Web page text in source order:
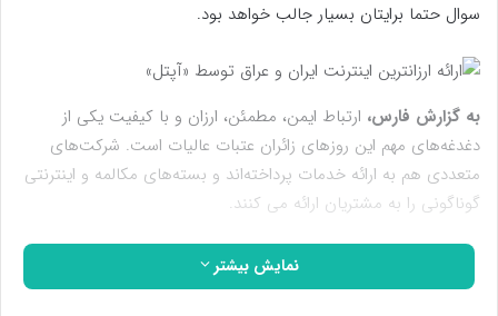
سوال حتما برایتان بسیار جالب خواهد بود.
به گزارش فارس، ارتباط ایمن، مطمئن، ارزان و با کیفیت یکی از
دغدغه‌های مهم این روزهای زائران عتبات عالیات است. شرکت‌های
متعددی هم به ارائه خدمات پرداخته‌اند و بسته‌های مکالمه و اینترنتی
گوناگونی را به مشتریان ارائه می کنند.
در این بین، برخی از زائران ایرانی که به زیارت عتبات مشرف می‌شوند
به سایرین پیشنهاد می کنند که برای ارتباط بهتر و یا ارزانتر از خدمات
نمایش بیشتر